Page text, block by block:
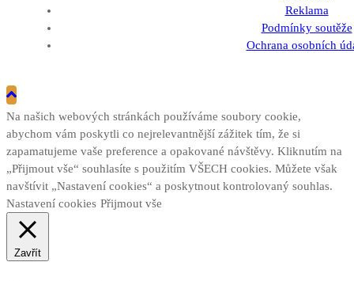
Reklama
Podmínky soutěže
Ochrana osobních
Na našich webových stránkách používáme soubory cookie,
abychom vám poskytli co nejrelevantnější zážitek tím, že si
zapamatujeme vaše preference a opakované návštěvy. Kliknutím na
„Přijmout vše“ souhlasíte s použitím VŠECH cookies. Můžete však
navštívit „Nastavení cookies“ a poskytnout kontrolovaný souhlas.
Nastavení cookies Přijmout vše
Zavřít